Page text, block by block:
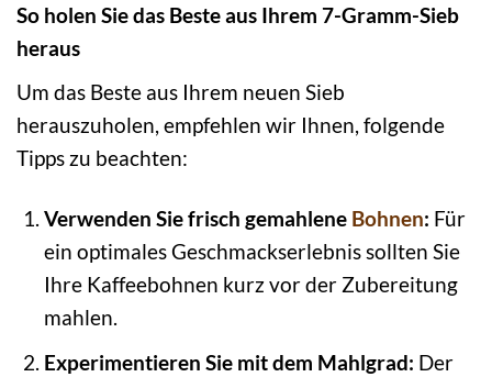
So holen Sie das Beste aus Ihrem 7-Gramm-Sieb
heraus
Um das Beste aus Ihrem neuen Sieb
herauszuholen, empfehlen wir Ihnen, folgende
Tipps zu beachten:
Verwenden Sie frisch gemahlene Bohnen: Für
ein optimales Geschmackserlebnis sollten Sie
Ihre Kaffeebohnen kurz vor der Zubereitung
mahlen.
Experimentieren Sie mit dem Mahlgrad: Der